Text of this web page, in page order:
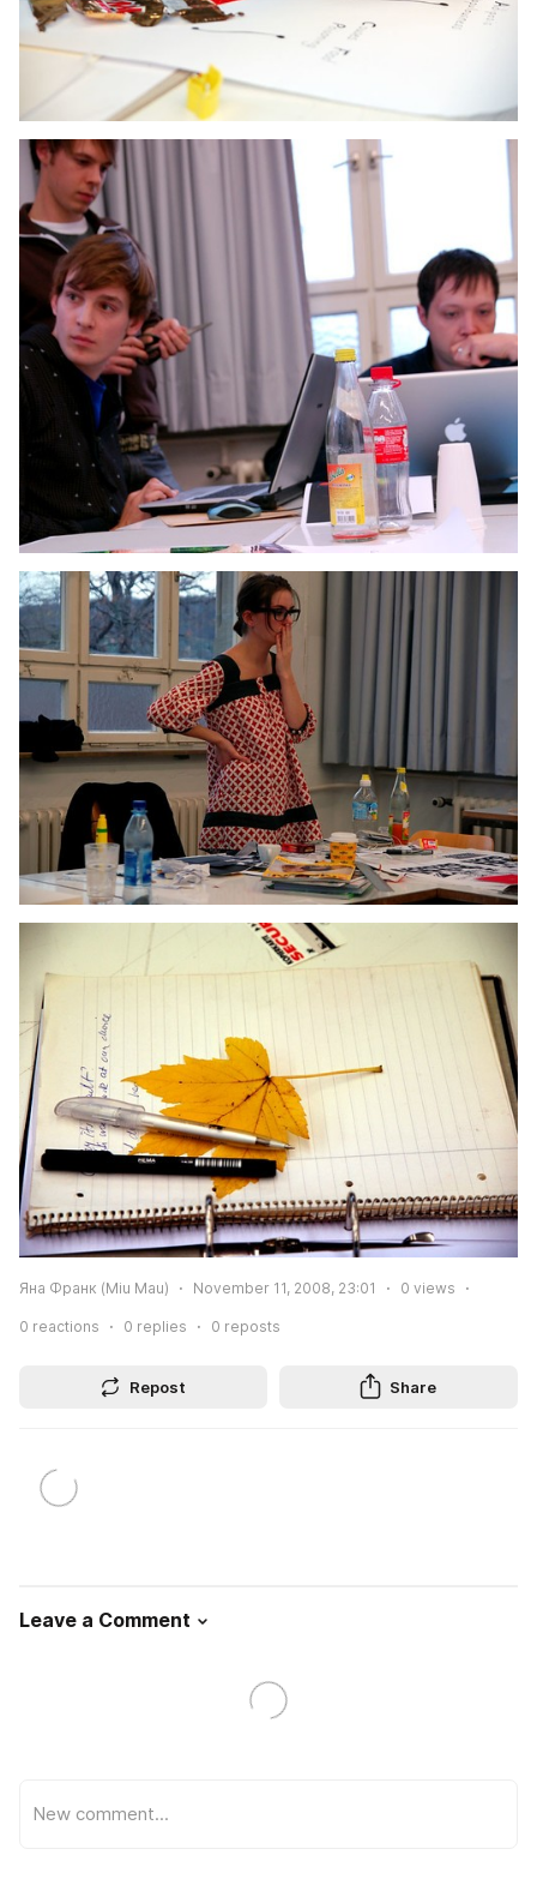
Яна Франк (Miu Mau) November 11, 2008, 23:01 0 views
0 reactions 0 replies 0 reposts
Repost Share
Leave a Comment